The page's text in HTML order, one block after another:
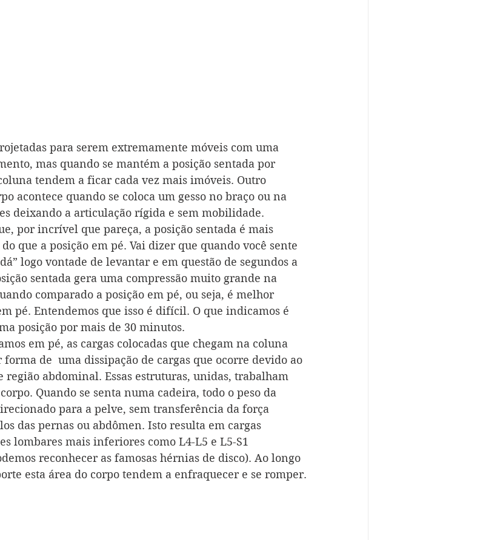
para serem extremamente móveis com uma
mas quando se mantém a posição sentada por
tendem a ficar cada vez mais imóveis. Outro
acontece quando se coloca um gesso no braço ou na
deixando a articulação rígida e sem mobilidade.
por incrível que pareça, a posição sentada é mais
que a posição em pé. Vai dizer que quando você sente
logo vontade de levantar e em questão de segundos a
sentada gera uma compressão muito grande na
comparado a posição em pé, ou seja, é melhor
pé. Entendemos que isso é difícil. O que indicamos é
posição por mais de 30 minutos.
em pé, as cargas colocadas que chegam na coluna
de  uma dissipação de cargas que ocorre devido ao
região abdominal. Essas estruturas, unidas, trabalham
Quando se senta numa cadeira, todo o peso da
para a pelve, sem transferência da força
das pernas ou abdômen. Isto resulta em cargas
lombares mais inferiores como L4-L5 e L5-S1
reconhecer as famosas hérnias de disco). Ao longo
esta área do corpo tendem a enfraquecer e se romper.